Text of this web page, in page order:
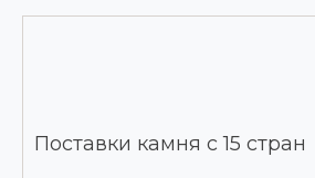
Поставки камня с 15 стран